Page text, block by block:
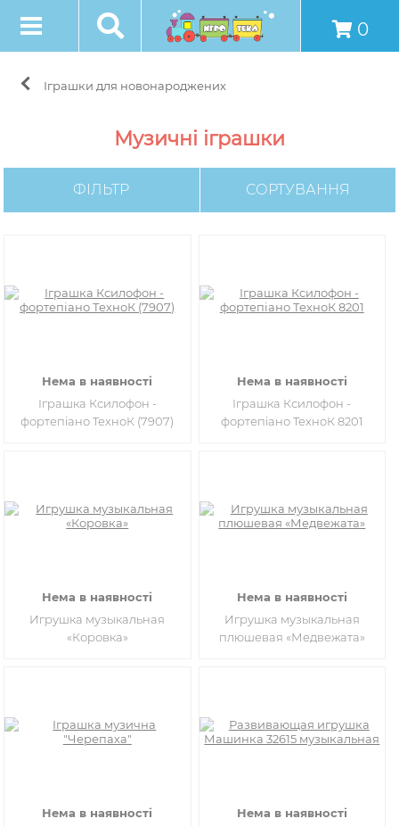
0
Іграшки для новонароджених
Музичні іграшки
ФІЛЬТР СОРТУВАННЯ
Нема в наявності
Іграшка Ксилофон -
фортепіано ТехноК (7907)
Нема в наявності
Іграшка Ксилофон -
фортепіано ТехноК 8201
Нема в наявності
Игрушка музыкальная
«Коровка»
Нема в наявності
Игрушка музыкальная
плюшевая «Медвежата»
Нема в наявності
Нема в наявності